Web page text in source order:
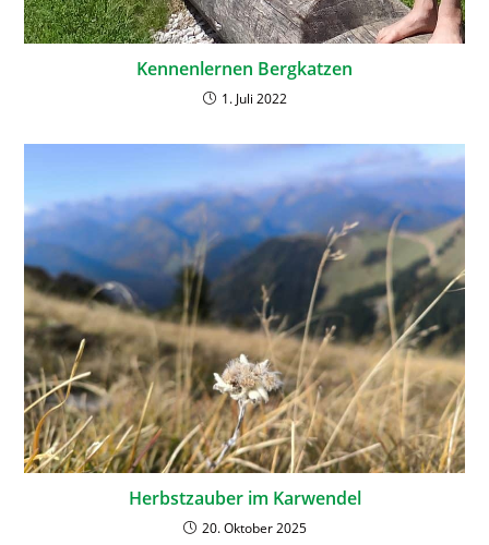
Kennenlernen Bergkatzen
1. Juli 2022
Herbstzauber im Karwendel
20. Oktober 2025